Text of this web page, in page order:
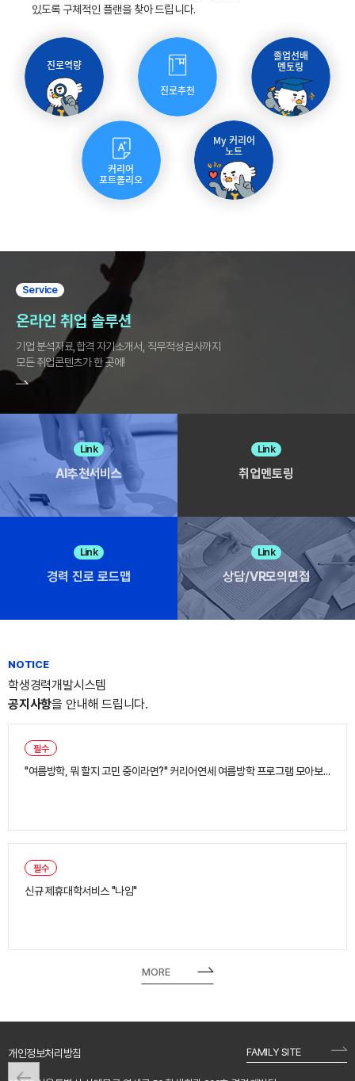
있도록 구체적인 플랜을 찾아 드립니다.
진로역량
진로추천
졸업선배
멘토링
커리어
포트폴리오
My 커리어
노트
Service
온라인 취업 솔루션
기업 분석자료,합격 자기소개서, 직무적성검사까지
모든 취업콘텐츠가 한 곳에!
Link
AI추천서비스
Link
취업멘토링
Link
경력 진로 로드맵
Link
상담/VR모의면접
NOTICE
학생경력개발시스템
공지사항을 안내해 드립니다.
MORE
필수
"여름방학, 뭐 할지 고민 중이라면?" 커리어연세 여름방학 프로그램 모아보기
[연세혁신디자인단×경력개발팀]
방학 동안 뭐 해야 할지 아직 고민 중이시라면, 일단 여기 먼저 확인해
요.
이번 방학 커리어연세 라인업에서 나에게 맞는 프로그램 골라보세요~
6/22~6/26 운영 | 이력서·자소서·면접 전 과정 지원
6/24~8/31 운영 | VOD 강의 + 매주 실무 과제 + 현직자 화상 피드백
인재상까지
★ 외국계 취업 전략 특강(온라인)
인 100%, 3일 각각 신청)
★ 외국계 취업 1:1 맞춤형 컨설팅(온라인/오프라인)
7/13~7/15 운영 | 이력서·CV 첨삭, 모의면접, 외국계 취업 상담
[7월 신청 시작]
필수
신규 제휴대학서비스 "나임"
https://naim.cool
개인정보처리방침 FAMILY SITE